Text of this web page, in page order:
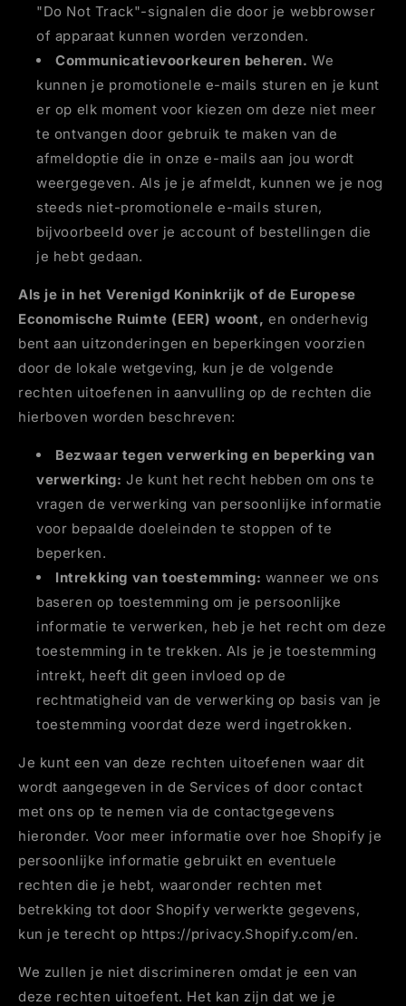
"Do Not Track"-signalen die door je webbrowser
of apparaat kunnen worden verzonden.
Communicatievoorkeuren beheren. We
kunnen je promotionele e-mails sturen en je kunt
er op elk moment voor kiezen om deze niet meer
te ontvangen door gebruik te maken van de
afmeldoptie die in onze e-mails aan jou wordt
weergegeven. Als je je afmeldt, kunnen we je nog
steeds niet-promotionele e-mails sturen,
bijvoorbeeld over je account of bestellingen die
je hebt gedaan.
Als je in het Verenigd Koninkrijk of de Europese
Economische Ruimte (EER) woont, en onderhevig
bent aan uitzonderingen en beperkingen voorzien
door de lokale wetgeving, kun je de volgende
rechten uitoefenen in aanvulling op de rechten die
hierboven worden beschreven:
Bezwaar tegen verwerking en beperking van
verwerking: Je kunt het recht hebben om ons te
vragen de verwerking van persoonlijke informatie
voor bepaalde doeleinden te stoppen of te
beperken.
Intrekking van toestemming: wanneer we ons
baseren op toestemming om je persoonlijke
informatie te verwerken, heb je het recht om deze
toestemming in te trekken. Als je je toestemming
intrekt, heeft dit geen invloed op de
rechtmatigheid van de verwerking op basis van je
toestemming voordat deze werd ingetrokken.
Je kunt een van deze rechten uitoefenen waar dit
wordt aangegeven in de Services of door contact
met ons op te nemen via de contactgegevens
hieronder. Voor meer informatie over hoe Shopify je
persoonlijke informatie gebruikt en eventuele
rechten die je hebt, waaronder rechten met
betrekking tot door Shopify verwerkte gegevens,
kun je terecht op https://privacy.Shopify.com/en.
We zullen je niet discrimineren omdat je een van
deze rechten uitoefent. Het kan zijn dat we je